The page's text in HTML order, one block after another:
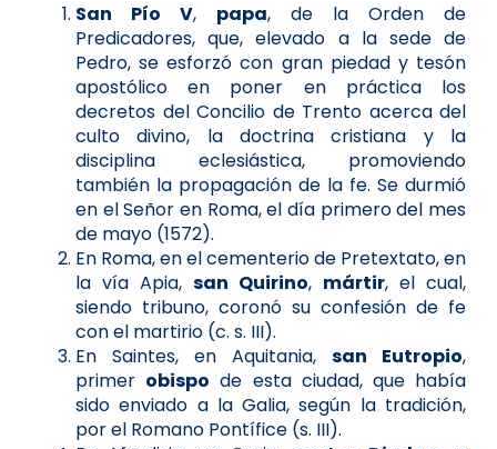
San Pío V, papa, de la Orden de
Predicadores, que, elevado a la sede de
Pedro, se esforzó con gran piedad y tesón
apostólico en poner en práctica los
decretos del Concilio de Trento acerca del
culto divino, la doctrina cristiana y la
disciplina eclesiástica, promoviendo
también la propagación de la fe. Se durmió
en el Señor en Roma, el día primero del mes
de mayo (1572).
En Roma, en el cementerio de Pretextato, en
la vía Apia, san Quirino, mártir, el cual,
siendo tribuno, coronó su confesión de fe
con el martirio (c. s. III).
En Saintes, en Aquitania, san Eutropio,
primer obispo de esta ciudad, que había
sido enviado a la Galia, según la tradición,
por el Romano Pontífice (s. III).